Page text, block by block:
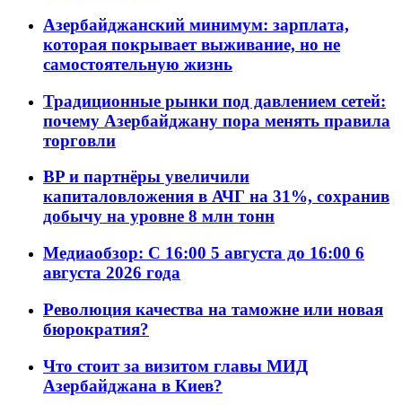
Азербайджанский минимум: зарплата,
которая покрывает выживание, но не
самостоятельную жизнь
Традиционные рынки под давлением сетей:
почему Азербайджану пора менять правила
торговли
BP и партнёры увеличили
капиталовложения в АЧГ на 31%, сохранив
добычу на уровне 8 млн тонн
Медиаобзор: С 16:00 5 августа до 16:00 6
августа 2026 года
Революция качества на таможне или новая
бюрократия?
Что стоит за визитом главы МИД
Азербайджана в Киев?